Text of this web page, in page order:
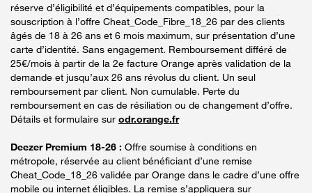
réserve d’éligibilité et d’équipements compatibles, pour la
souscription à l’offre Cheat_Code_Fibre_18_26 par des clients
âgés de 18 à 26 ans et 6 mois maximum, sur présentation d’une
carte d’identité. Sans engagement. Remboursement différé de
25€/mois à partir de la 2e facture Orange après validation de la
demande et jusqu’aux 26 ans révolus du client. Un seul
remboursement par client. Non cumulable. Perte du
remboursement en cas de résiliation ou de changement d’offre.
Détails et formulaire sur odr.orange.fr
Deezer Premium 18-26 : Offre soumise à conditions en
métropole, réservée au client bénéficiant d’une remise
Cheat_Code_18_26 validée par Orange dans le cadre d’une offre
mobile ou internet éligibles. La remise s’appliquera sur